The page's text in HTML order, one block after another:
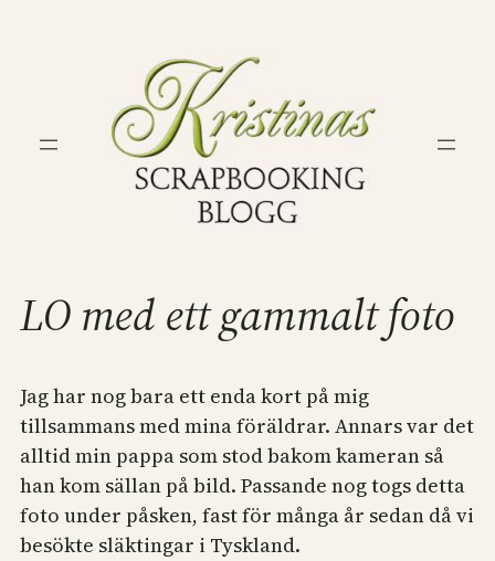
LO med ett gammalt foto
Jag har nog bara ett enda kort på mig
tillsammans med mina föräldrar. Annars var det
alltid min pappa som stod bakom kameran så
han kom sällan på bild. Passande nog togs detta
foto under påsken, fast för många år sedan då vi
besökte släktingar i Tyskland.